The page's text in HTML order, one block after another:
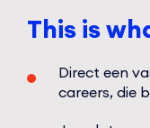
This is
Direct een
careers, die